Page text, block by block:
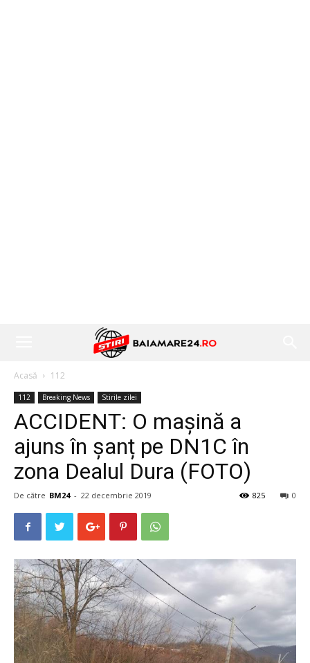
Acasă 112
112 Breaking News Stirile zilei
ACCIDENT: O mașină a
ajuns în șanț pe DN1C în
zona Dealul Dura (FOTO)
De către BM24 - 22 decembrie 2019 0
825